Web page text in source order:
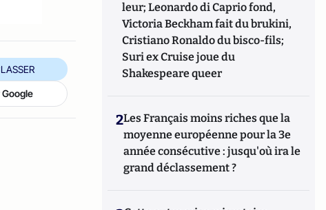
leur; Leonardo di Caprio fond,
Victoria Beckham fait du brukini,
Cristiano Ronaldo du bisco-fils;
Suri ex Cruise joue du
Shakespeare queer
2Les Français moins riches que la
moyenne européenne pour la 3e
année consécutive : jusqu'où ira le
grand déclassement ?